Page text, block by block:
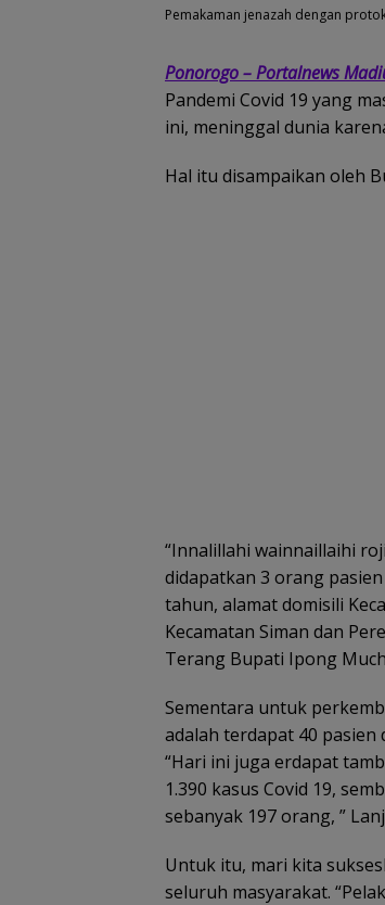
Pemakaman jenazah dengan
Ponorogo – Portalnews
Pandemi Covid 19 yang
ini, meninggal dunia
Hal itu disampaikan oleh
“Innalillahi wainnaillaihi
didapatkan 3 orang
tahun, alamat domisili
Kecamatan Siman dan
Terang Bupati Ipong
Sementara untuk
adalah terdapat 40 pasien
“Hari ini juga erdapat
1.390 kasus Covid 19,
sebanyak 197 orang, ”
Untuk itu, mari kita
seluruh masyarakat.